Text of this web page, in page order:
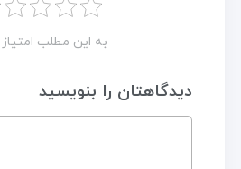
به این مطلب
دیدگاهتان را بنویسید